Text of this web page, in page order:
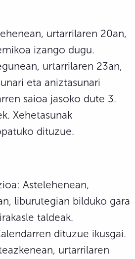
urtarrilaren 20an,
izango dugu.
urtarrilaren 23an,
eta aniztasunari
saioa jasoko dute 3.
Xehetasunak
dituzue.
Astelehenean,
liburutegian bilduko gara
taldeak.
dituzue ikusgai.
urtarrilaren